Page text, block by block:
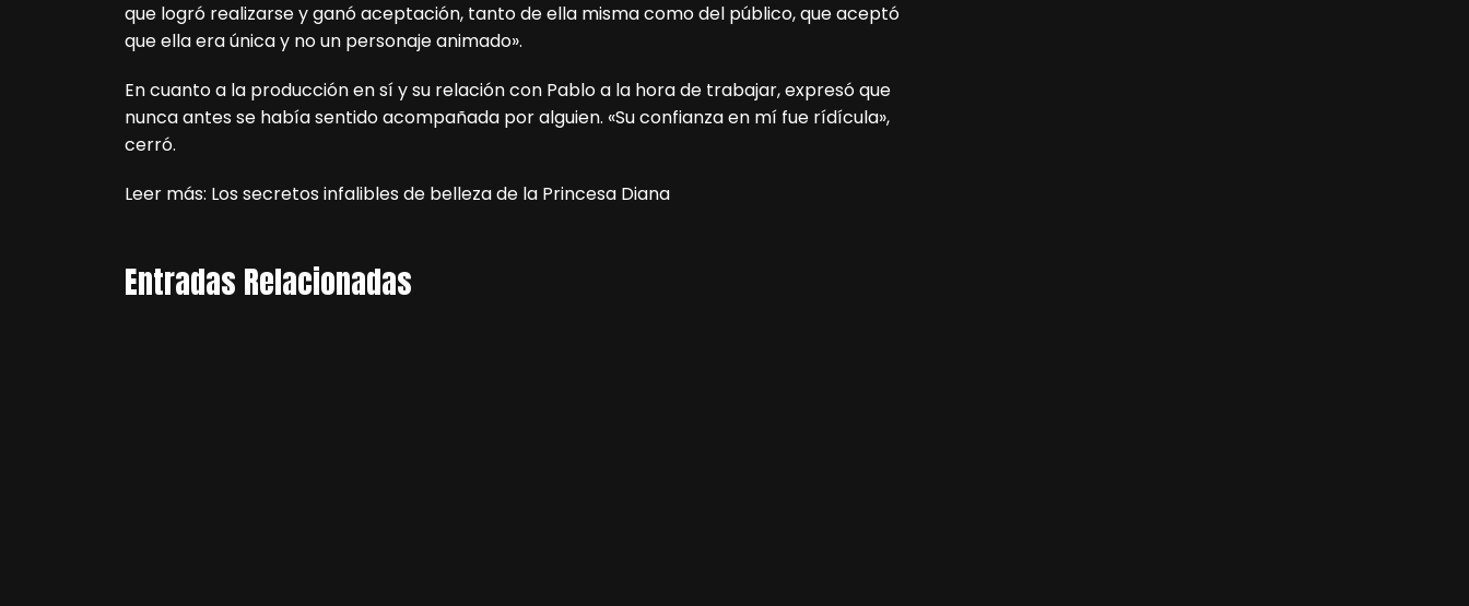
que logró realizarse y ganó aceptación, tanto de ella misma como del público, que aceptó
que ella era única y no un personaje animado».
En cuanto a la producción en sí y su relación con Pablo a la hora de trabajar, expresó que
nunca antes se había sentido acompañada por alguien. «Su confianza en mí fue rídícula»,
cerró.
Leer más: Los secretos infalibles de belleza de la Princesa Diana
Entradas Relacionadas